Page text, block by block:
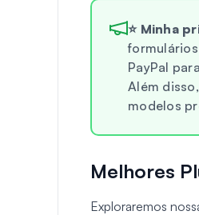
⭐ Minha
PayPal
Além
modelos
Melhores
Exploraremos